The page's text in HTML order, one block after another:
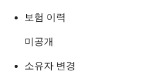
보험 이력
미공개
소유자 변경